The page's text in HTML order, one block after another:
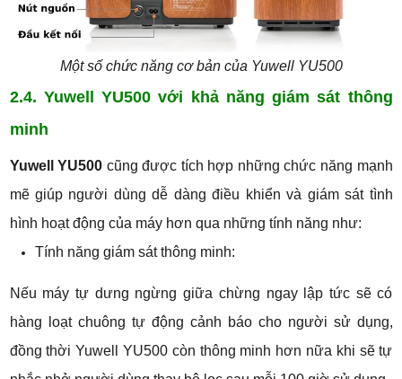
Một số chức năng cơ bản của Yuwell YU500
2.4. Yuwell YU500 với khả năng giám sát thông
minh
Yuwell YU500 cũng được tích hợp những chức năng mạnh
mẽ giúp người dùng dễ dàng điều khiển và giám sát tình
hình hoạt động của máy hơn qua những tính năng như:
Tính năng giám sát thông minh:
Nếu máy tự dưng ngừng giữa chừng ngay lập tức sẽ có
hàng loạt chuông tự động cảnh báo cho người sử dụng,
đồng thời Yuwell YU500 còn thông minh hơn nữa khi sẽ tự